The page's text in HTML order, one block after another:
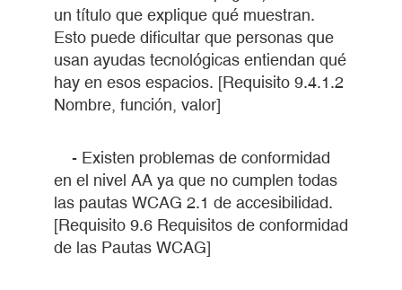
un título que explique qué muestran.
Esto puede dificultar que personas que
usan ayudas tecnológicas entiendan qué
hay en esos espacios. [Requisito 9.4.1.2
Nombre, función, valor]
- Existen problemas de conformidad
en el nivel AA ya que no cumplen todas
las pautas WCAG 2.1 de accesibilidad.
[Requisito 9.6 Requisitos de conformidad
de las Pautas WCAG]